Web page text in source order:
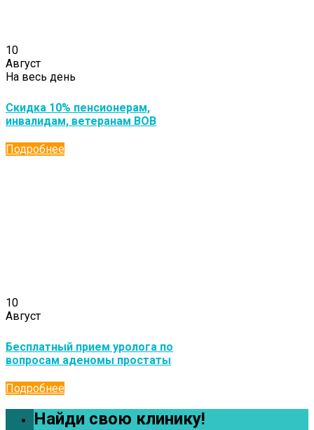
10
Август
На весь день
Скидка 10% пенсионерам,
инвалидам, ветеранам ВОВ
Подробнее
10
Август
Бесплатный прием уролога по
вопросам аденомы простаты
Подробнее
Найди свою клинику!